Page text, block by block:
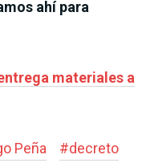
ahí para
materiales a
Peña #decreto